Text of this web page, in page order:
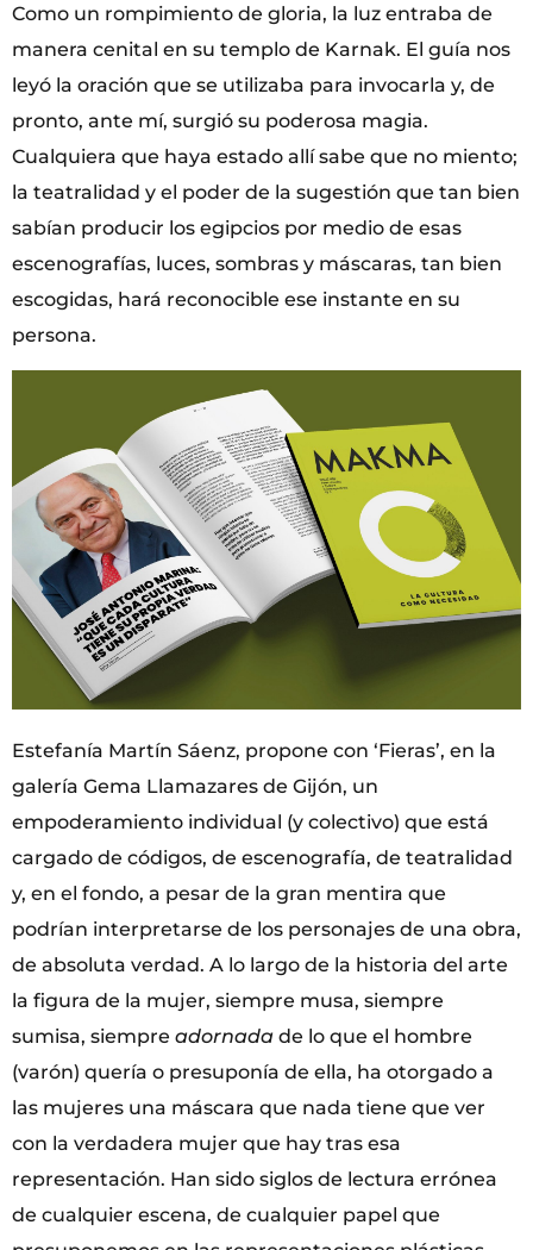
Como un rompimiento de gloria, la luz entraba de
manera cenital en su templo de Karnak. El guía nos
leyó la oración que se utilizaba para invocarla y, de
pronto, ante mí, surgió su poderosa magia.
Cualquiera que haya estado allí sabe que no miento;
la teatralidad y el poder de la sugestión que tan bien
sabían producir los egipcios por medio de esas
escenografías, luces, sombras y máscaras, tan bien
escogidas, hará reconocible ese instante en su
persona.
Estefanía Martín Sáenz, propone con ‘Fieras’, en la
galería Gema Llamazares de Gijón, un
empoderamiento individual (y colectivo) que está
cargado de códigos, de escenografía, de teatralidad
y, en el fondo, a pesar de la gran mentira que
podrían interpretarse de los personajes de una obra,
de absoluta verdad. A lo largo de la historia del arte
la figura de la mujer, siempre musa, siempre
sumisa, siempre adornada de lo que el hombre
(varón) quería o presuponía de ella, ha otorgado a
las mujeres una máscara que nada tiene que ver
con la verdadera mujer que hay tras esa
representación. Han sido siglos de lectura errónea
de cualquier escena, de cualquier papel que